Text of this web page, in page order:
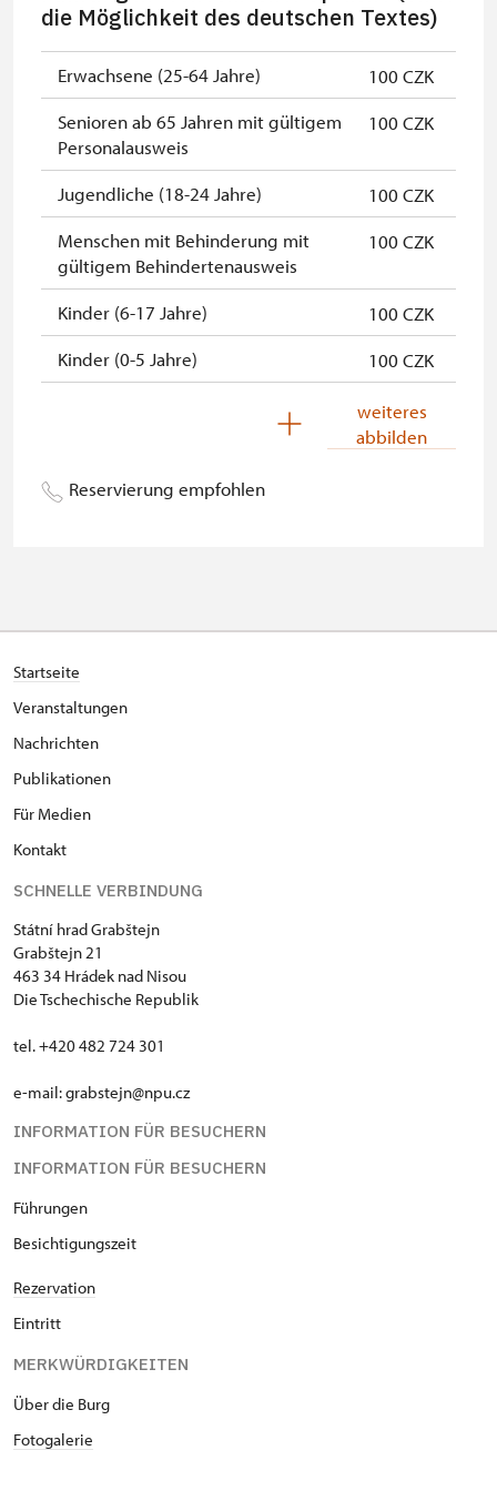
NPÚ-Karte
kostenlos
"Náš člověk"-Karte *
kostenlos
* Freier Eintritt nur für den
Karteninhaber
Die Bezahlung ist bar in Kronen
oder mit Karte möglich.
die Möglichkeit des deutschen Textes)
Erwachsene (25-64 Jahre)
100 CZK
Senioren ab 65 Jahren mit gültigem
Personalausweis
100 CZK
Jugendliche (18-24 Jahre)
100 CZK
Menschen mit Behinderung mit
gültigem Behindertenausweis
100 CZK
Kinder (6-17 Jahre)
100 CZK
Kinder (0-5 Jahre)
100 CZK
kostenlos
Begleitperson von Schülergruppen
pro 10 Schülern
Mitglieder von ICOMOS mit
Inhaber der freien Eintrittskarte
Inhaber der freien einmaligen
Eintrittskarte
NPÚ-Karte
* Freier Eintritt nur für den
Karteninhaber
oder mit Karte möglich.
weiteres
abbilden
Reservierung empfohlen
Startseite
Veranstaltungen
Nachrichten
Publikationen
Für Medien
Kontakt
SCHNELLE VERBINDUNG
Státní hrad Grabštejn
Grabštejn 21
463 34 Hrádek nad Nisou
Die Tschechische Republik
tel. +420 482 724 301
e-mail: grabstejn@npu.cz
INFORMATION FÜR BESUCHERN
INFORMATION FÜR BESUCHERN
Führungen
Besichtigungszeit
Rezervation
Eintritt
MERKWÜRDIGKEITEN
Über die Burg
Fotogalerie